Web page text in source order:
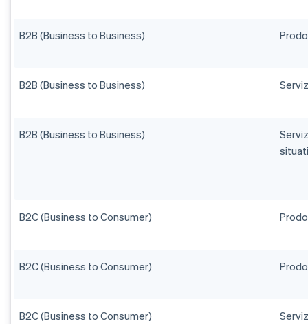
B2B (Business to Business)
B2B (Business to Business)
B2B (Business to Business)
B2C (Business to Consumer)
B2C (Business to Consumer)
B2C (Business to Consumer)